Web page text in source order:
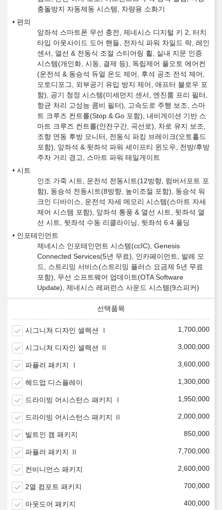
충돌방지 자동제동 시스템, 차량용 소화기
편의
앞좌석 스마트폰 무선 충전, 제네시스 디지털 키 2, 터치
타입 아웃사이드 도어 핸들, 전자식 파워 차일드 락, 레인
센서, 열선 & 전동식 조절 스티어링 휠, 실내 지문 인증
시스템(개인화, 시동, 결제 등), 독립제어 풀오토 에어컨
(운전석 & 동승석 듀얼 온도 제어, 후석 공조 전석 제어,
오토디포그, 외부공기 유입 방지 제어, 애프터 블로우 포
함), 공기 청정 시스템(미세먼지 센서, 엔진룸 프리 필터,
항균 처리 고성능 콤비 필터), 고속도로 주행 보조, 스마
트 크루즈 컨트롤(Stop & Go 포함), 내비게이션 기반 스
마트 크루즈 컨트롤(안전구간, 곡선로), 차로 유지 보조,
조향 연동 후방 모니터, 전동식 파킹 브레이크(오토홀드
포함), 앞좌석 & 뒷좌석 파워 세이프티 윈도우, 전방/후방
주차 거리 경고, 스마트 파워 테일게이트
시트
인조 가죽 시트, 운전석 전동시트(12방향, 럼버서포트 포
함), 동승석 전동시트(8방향, 높이조절 포함), 동승석 워
크인 디바이스, 운전석 자세 메모리 시스템(스마트 자세
제어 시스템 포함), 앞좌석 통풍 & 열선 시트, 뒷좌석 열
선 시트, 뒷좌석 수동 리클라이닝, 뒷좌석 6:4 폴딩
인포테인먼트
제네시스 인포테인먼트 시스템(ccIC), Genesis
Connected Services(5년 무료), 인카페이먼트, 발레 모
드, 스트리밍 서비스(스트리밍 플러스 요금제 5년 무료
포함), 무선 소프트웨어 업데이트(OTA Software
Update), 제네시스 레퍼런스 사운드 시스템(9스피커)
시그니쳐 디자인 셀렉션 Ⅰ 1,700,000
시그니쳐 디자인 셀렉션 Ⅱ 3,000,000
파퓰러 패키지 Ⅰ 3,600,000
헤드업 디스플레이 1,300,000
드라이빙 어시스턴스 패키지 Ⅰ 1,950,000
드라이빙 어시스턴스 패키지 Ⅱ 2,000,000
빌트인 캠 패키지 850,000
파퓰러 패키지 Ⅱ 7,700,000
컨비니언스 패키지 2,600,000
2열 컴포트 패키지 700,000
아웃도어 패키지 400,000